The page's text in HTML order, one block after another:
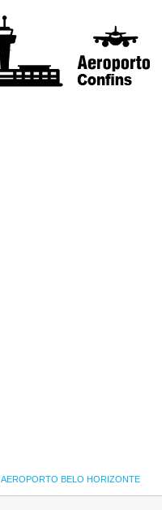
AEROPORTO BELO HORIZONTE